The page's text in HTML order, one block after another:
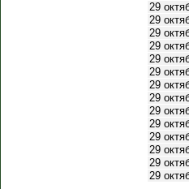
29
29
29
29
29
29
29
29
29
29
29
29
29
29